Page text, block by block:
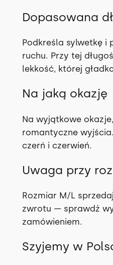
Dopasowana
Podkreśla sylwetkę i
ruchu. Przy tej
lekkość, której
Na jaką okazję
Na wyjątkowe
romantyczne
czerń i czerwień.
Uwaga przy
Rozmiar M/L
zwrotu — sprawdź
zamówieniem.
Szyjemy w